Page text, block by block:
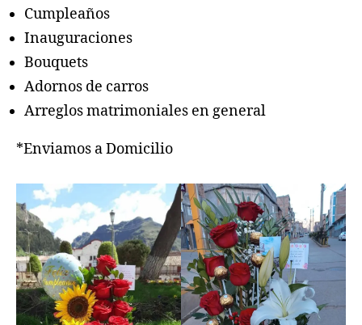
Cumpleaños
Inauguraciones
Bouquets
Adornos de carros
Arreglos matrimoniales en general
*Enviamos a Domicilio